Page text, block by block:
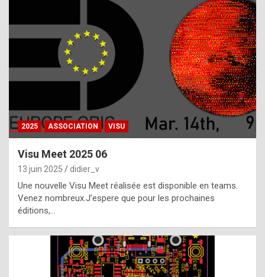
h
a
t
t
e
b
e
2025 ASSOCIATION VISU
Visu Meet 2025 06
13 juin 2025 didier_v
Une nouvelle Visu Meet réalisée est disponible en teams.
Venez nombreux.J’espere que pour les prochaines
éditions,…